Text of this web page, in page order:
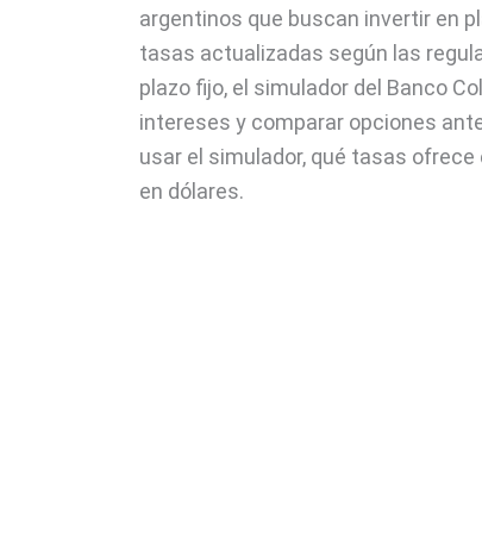
argentinos que buscan invertir en
tasas actualizadas según las
plazo fijo, el simulador del Banco
intereses y comparar opciones
usar el simulador, qué tasas
en dólares.